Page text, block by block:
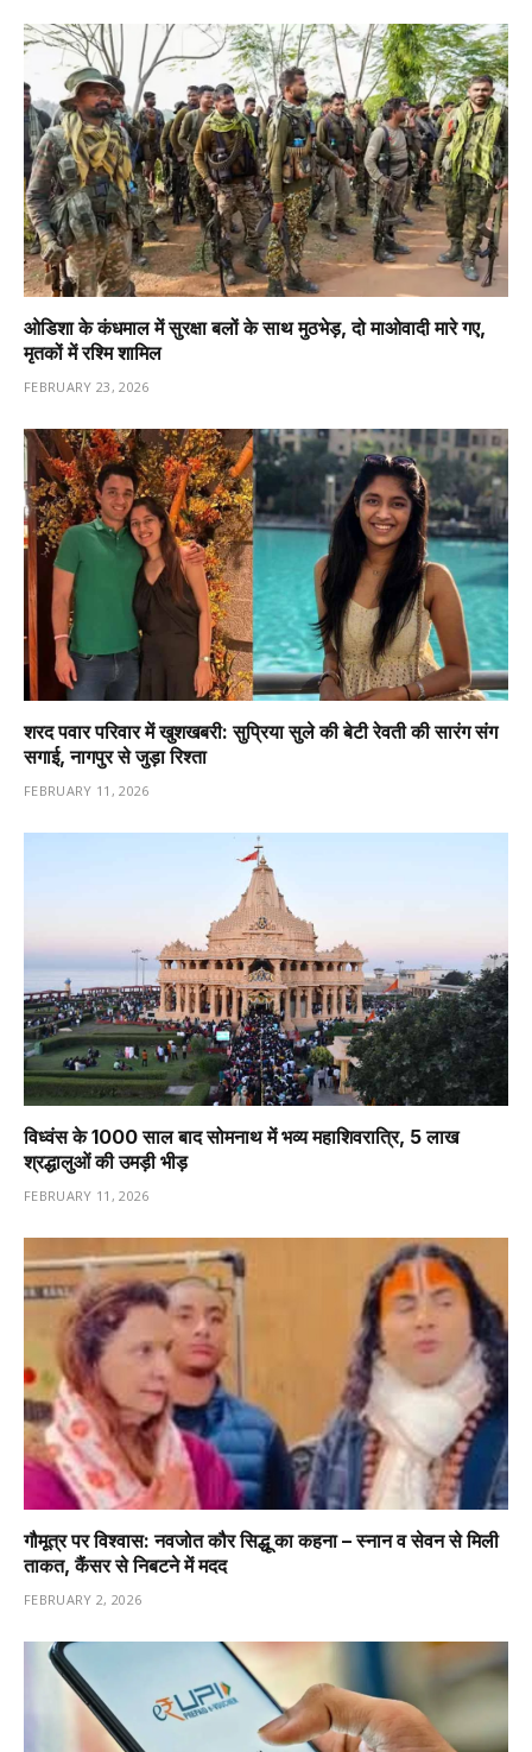
ओडिशा के कंधमाल में सुरक्षा बलों के साथ मुठभेड़, दो माओवादी मारे गए,
मृतकों में रश्मि शामिल
FEBRUARY 23, 2026
शरद पवार परिवार में खुशखबरी: सुप्रिया सुले की बेटी रेवती की सारंग संग
सगाई, नागपुर से जुड़ा रिश्ता
FEBRUARY 11, 2026
विध्वंस के 1000 साल बाद सोमनाथ में भव्य महाशिवरात्रि, 5 लाख
श्रद्धालुओं की उमड़ी भीड़
FEBRUARY 11, 2026
गौमूत्र पर विश्वास: नवजोत कौर सिद्धू का कहना – स्नान व सेवन से मिली
ताकत, कैंसर से निबटने में मदद
FEBRUARY 2, 2026